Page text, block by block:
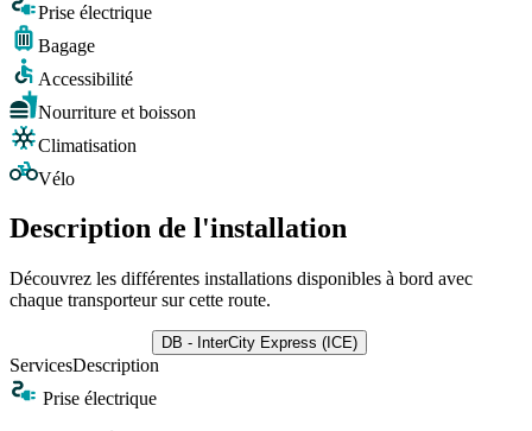
Prise électrique
Bagage
Accessibilité
Nourriture et boisson
Climatisation
Vélo
Description de l'installation
Découvrez les différentes installations disponibles à bord avec
chaque transporteur sur cette route.
DB - InterCity Express (ICE)
ServicesDescription
Prise électrique